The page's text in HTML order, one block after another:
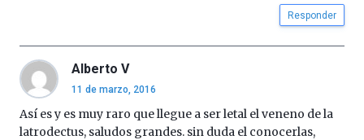
Responder
Alberto V
11 de marzo, 2016
Así es y es muy raro que llegue a ser letal el veneno de la
latrodectus, saludos grandes. sin duda el conocerlas,